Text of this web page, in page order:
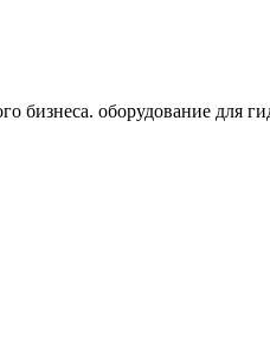
бизнеса. оборудование